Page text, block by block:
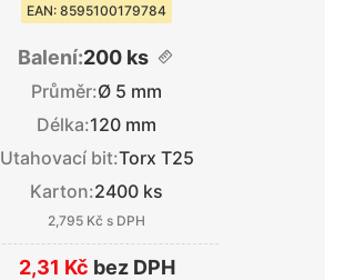
EAN: 8595100179784
Balení:200 ks
Průměr:Ø 5 mm
Délka:120 mm
Utahovací bit:Torx T25
Karton:2400 ks
2,795 Kč s DPH
2,31 Kč bez DPH